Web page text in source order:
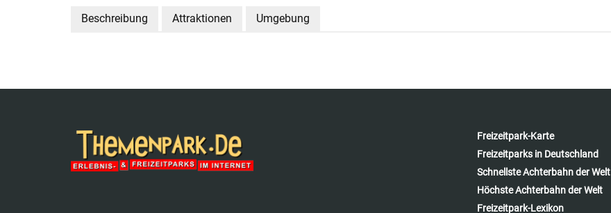
Beschreibung Attraktionen Umgebung
Freizeitpark-Karte
Freizeitparks in Deutschland
Schnellste Achterbahn der Welt
Höchste Achterbahn der Welt
Freizeitpark-Lexikon